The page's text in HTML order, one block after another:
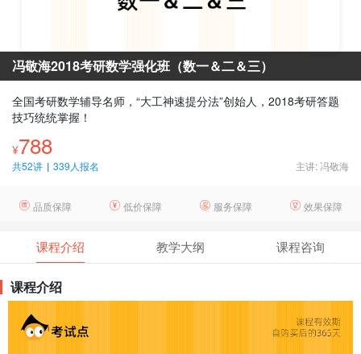
冯敬海2018考研数学强化班（数一＆二＆三）
全国考研数学辅导名师，“大工神速提分法”创始人，2018考研答题
技巧统统掌握！
¥788
339人报名
共52讲 | 主讲: 冯敬海
品质保障 低价保障 服务保障 效果保障
课程介绍 教学大纲 课程咨询
课程介绍